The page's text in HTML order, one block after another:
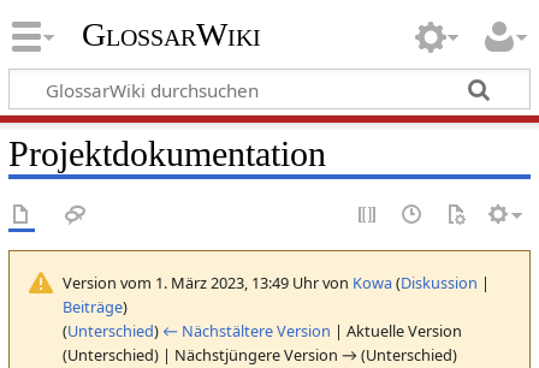
GlossarWiki
Projektdokumentation
Version vom 1. März 2023, 13:49 Uhr von Kowa(Diskussion |
Beiträge)
(Unterschied) ← Nächstältere Version | Aktuelle Version
(Unterschied) | Nächstjüngere Version → (Unterschied)